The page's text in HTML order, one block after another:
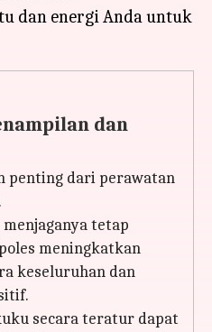
dan energi Anda untuk
dan
penting dari perawatan
tetap
meningkatkan
keseluruhan dan
secara teratur dapat